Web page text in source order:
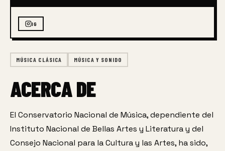
MÚSICA CLÁSICA MÚSICA Y SONIDO
ACERCA DE
El Conservatorio Nacional de Música, dependiente del
Instituto Nacional de Bellas Artes y Literatura y del
Consejo Nacional para la Cultura y las Artes, ha sido,
IG